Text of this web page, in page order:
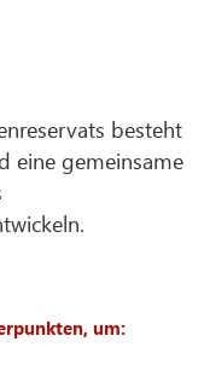
besteht
eine gemeinsame
um: